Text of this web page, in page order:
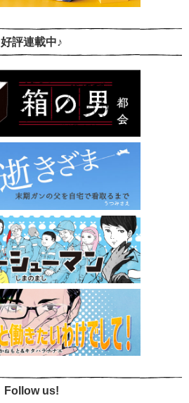
好評連載中♪
Follow us!